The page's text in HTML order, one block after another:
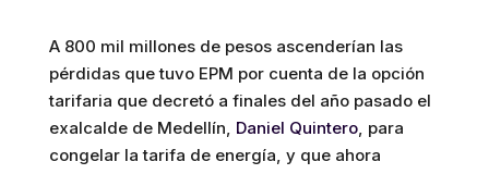
A 800 mil millones de pesos ascenderían las
pérdidas que tuvo EPM por cuenta de la opción
tarifaria que decretó a finales del año pasado el
exalcalde de Medellín, Daniel Quintero, para
congelar la tarifa de energía, y que ahora